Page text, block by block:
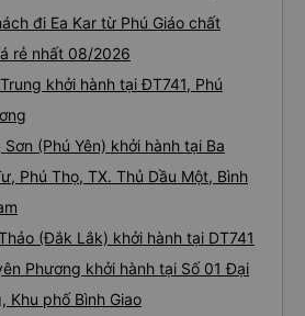
đi Ea Kar từ Phú Giáo chất
rẻ nhất 08/2026
khởi hành tại ĐT741, Phú
(Phú Yên) khởi hành tại Ba
Phú Thọ, TX. Thủ Dầu Một, Bình
(Đắk Lắk) khởi hành tại DT741
Phương khởi hành tại Số 01 Đại
Khu phố Bình Giao